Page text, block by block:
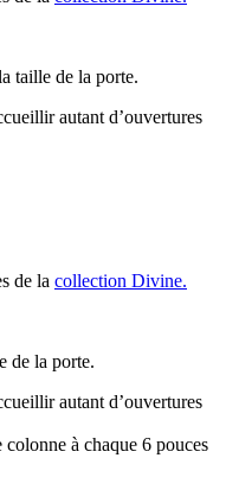
taille de la porte.
autant d’ouvertures
de la collection Divine.
de la porte.
autant d’ouvertures
à chaque 6 pouces